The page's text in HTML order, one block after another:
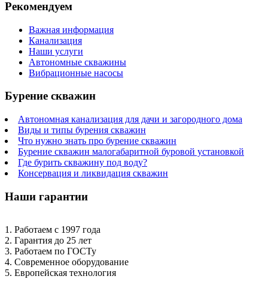
Рекомендуем
Важная информация
Канализация
Наши услуги
Автономные скважины
Вибрационные насосы
Бурение скважин
Автономная канализация для дачи и загородного дома
Виды и типы бурения скважин
Что нужно знать про бурение скважин
Бурение скважин малогабаритной буровой установкой
Где бурить скважину под воду?
Консервация и ликвидация скважин
Наши гарантии
1. Работаем с 1997 года
2. Гарантия до 25 лет
3. Работаем по ГОСТу
4. Современное оборудование
5. Европейская технология